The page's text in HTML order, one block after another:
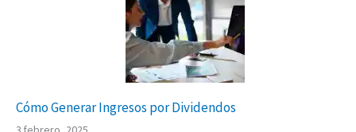
Cómo Generar Ingresos por Dividendos